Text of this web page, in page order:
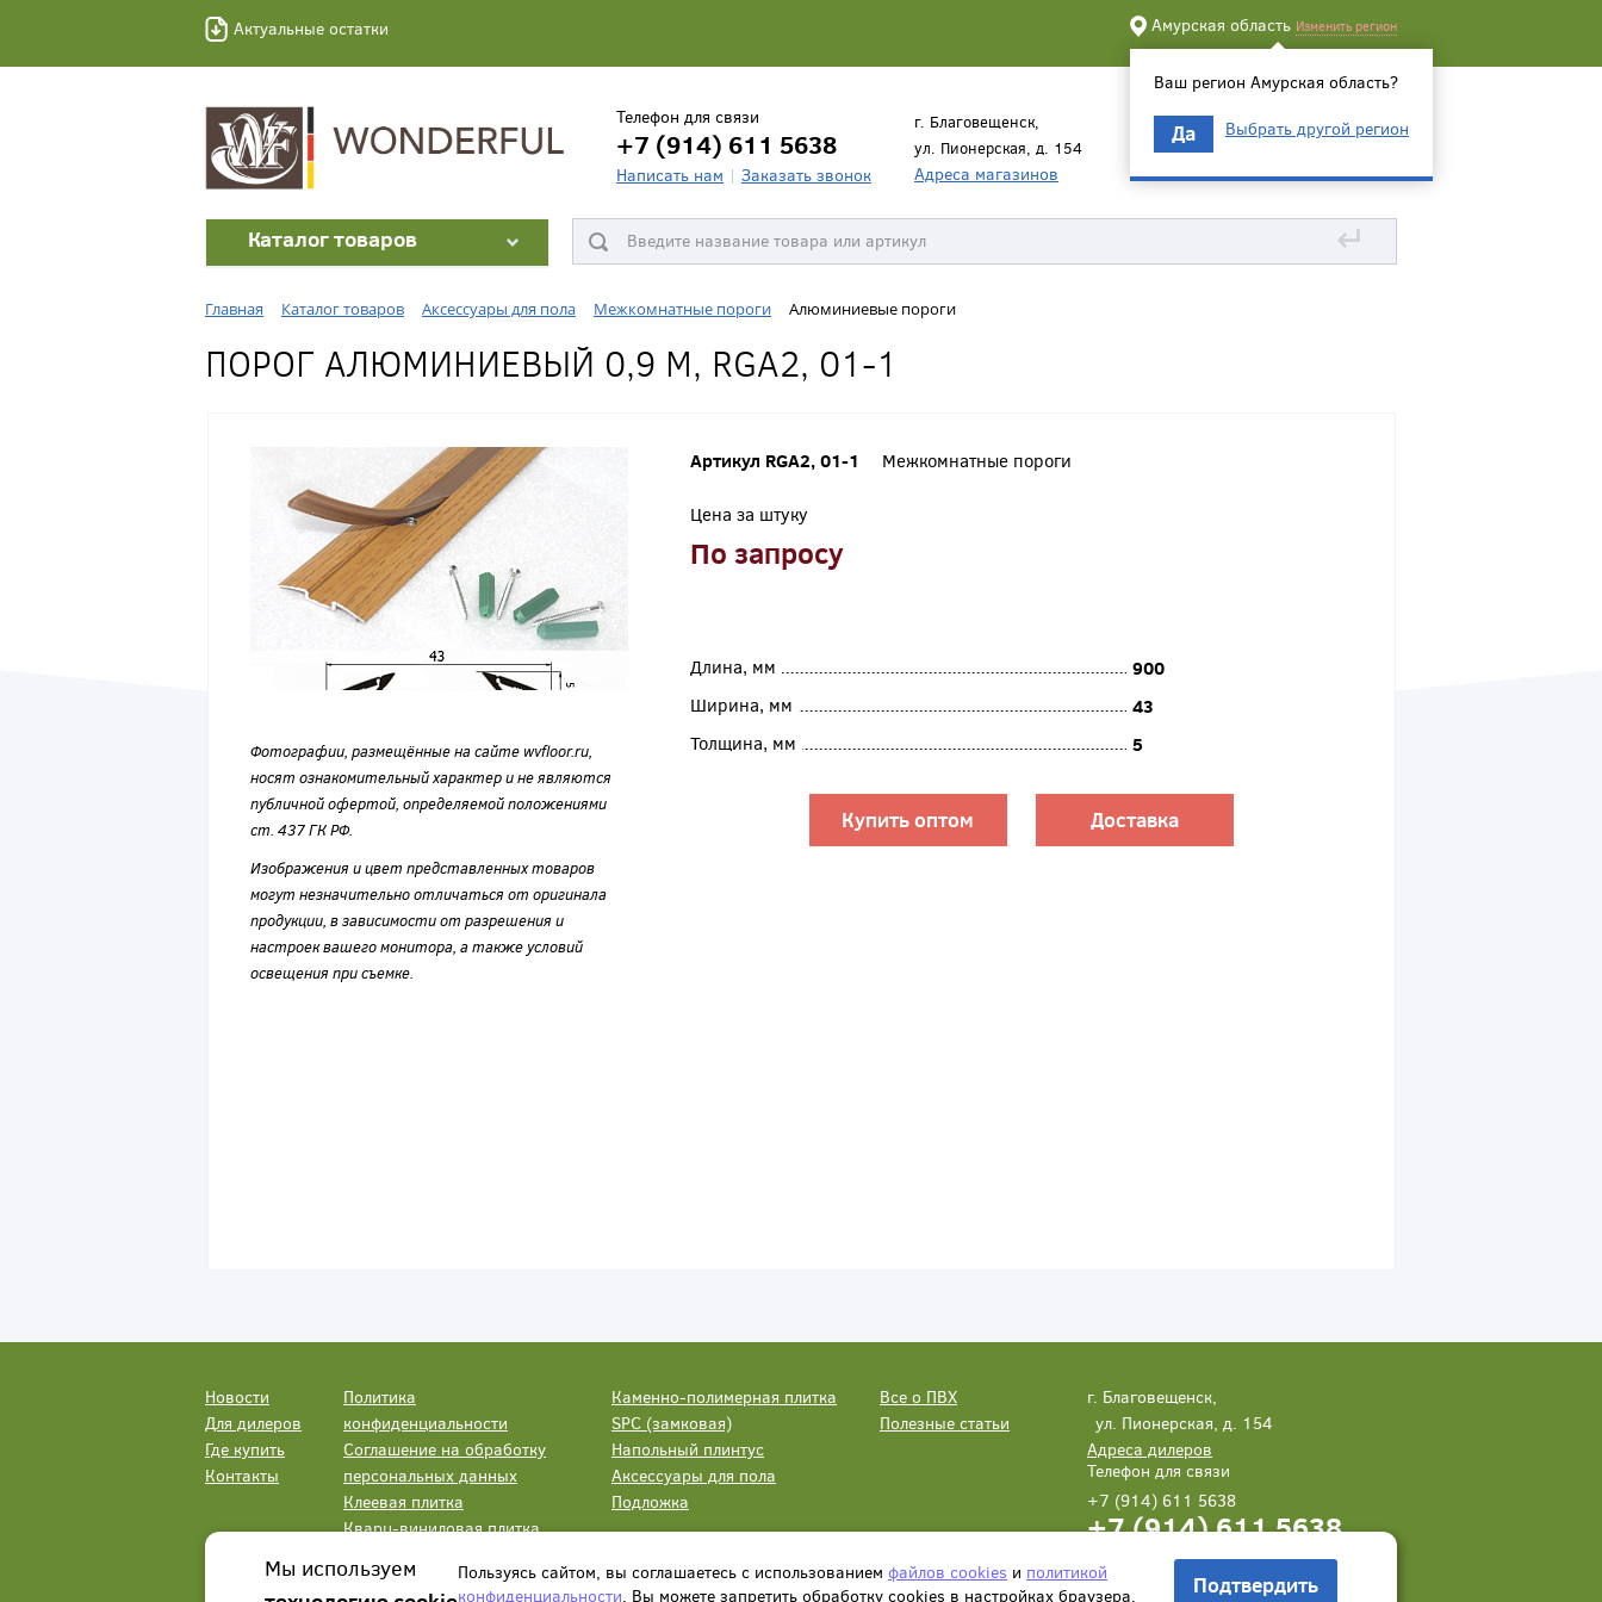
Актуальные остатки Амурская область Изменить регион
Ваш регион Амурская область?
Да Выбрать другой регион
Телефон для связи
+7 (914) 611 5638
Написать нам Заказать звонок
г. Благовещенск,
ул. Пионерская, д. 154
Адреса магазинов
Каталог товаров ↵
Главная Каталог товаров Аксессуары для пола Межкомнатные пороги Алюминиевые пороги
ПОРОГ АЛЮМИНИЕВЫЙ 0,9 М, RGA2, 01-1
Фотографии, размещённые на сайте wvfloor.ru,
носят ознакомительный характер и не являются
публичной офертой, определяемой положениями
ст. 437 ГК РФ.
Изображения и цвет представленных товаров
могут незначительно отличаться от оригинала
продукции, в зависимости от разрешения и
настроек вашего монитора, а также условий
освещения при съемке.
Артикул RGA2, 01-1 Межкомнатные пороги
Цена за штуку
По запросу
Длина, мм
900
Ширина, мм
43
Толщина, мм
5
Купить оптом Доставка
Новости
Для дилеров
Где купить
Контакты
Политика
конфиденциальности
Соглашение на обработку
персональных данных
Клеевая плитка
Кварц-виниловая плитка
Каменно-полимерная плитка
SPC (замковая)
Напольный плинтус
Аксессуары для пола
Подложка
Все о ПВХ
Полезные статьи
г. Благовещенск,
ул. Пионерская, д. 154
Адреса дилеров
Телефон для связи
+7 (914) 611 5638
+7 (914) 611 5638
Написать нам Заказать звонок
Мы используем
Пользуясь сайтом, вы соглашаетесь с использованием файлов cookies и политикой
конфиденциальности. Вы можете запретить обработку сookies в настройках браузера. Подтвердить